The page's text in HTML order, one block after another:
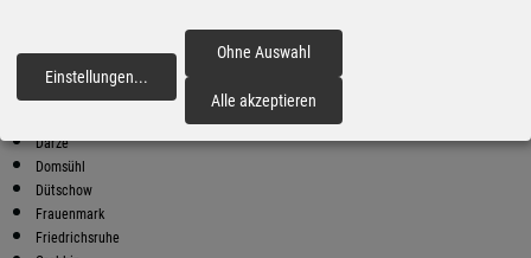
Super E10 Preise in Raduhn
Preiswerter tanken - finden Sie die günstigsten Benzin und Diesel
Preise in Ihrer Stadt
Darze
Domsühl
Dütschow
Frauenmark
Friedrichsruhe
Einstellungen...
Ohne Auswahl
Alle akzeptieren